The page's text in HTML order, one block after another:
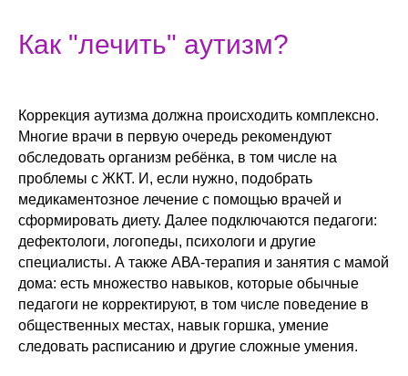
Как "лечить" аутизм?
Коррекция аутизма должна происходить комплексно.
Многие врачи в первую очередь рекомендуют
обследовать организм ребёнка, в том числе на
проблемы с ЖКТ. И, если нужно, подобрать
медикаментозное лечение с помощью врачей и
сформировать диету. Далее подключаются педагоги:
дефектологи, логопеды, психологи и другие
специалисты. А также АВА-терапия и занятия с мамой
дома: есть множество навыков, которые обычные
педагоги не корректируют, в том числе поведение в
общественных местах, навык горшка, умение
следовать расписанию и другие сложные умения.